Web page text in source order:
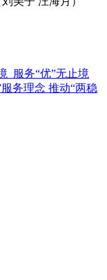
服务“优”无止境
务理念 推动“两稳